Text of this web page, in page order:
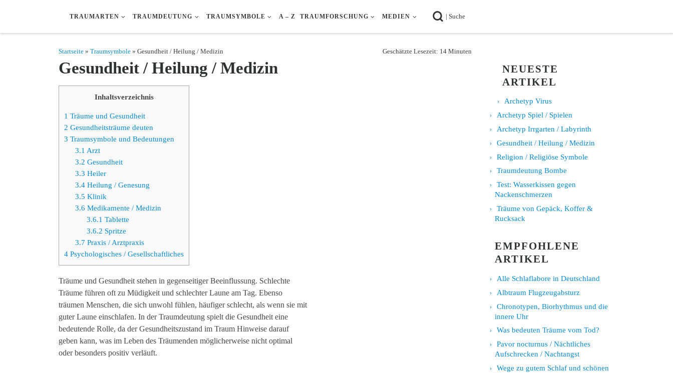
Zum Inhalt springenTRAUMARTEN TRAUMDEUTUNG TRAUMSYMBOLE A – Z TRAUMFORSCHUNG MEDIEN | SucheSearch
Startseite » Traumsymbole » Gesundheit / Heilung / Medizin Geschätzte Lesezeit: 14 Minuten
Gesundheit / Heilung / Medizin
Inhaltsverzeichnis
1 Träume und Gesundheit
2 Gesundheitsträume deuten
3 Traumsymbole und Bedeutungen
3.1 Arzt
3.2 Gesundheit
3.3 Heiler
3.4 Heilung / Genesung
3.5 Klinik
3.6 Medikamente / Medizin
3.6.1 Tablette
3.6.2 Spritze
3.7 Praxis / Arztpraxis
4 Psychologisches / Gesellschaftliches
Träume und Gesundheit stehen in gegenseitiger Beeinflussung. Schlechte
Träume führen oft zu Müdigkeit und schlechter Laune am Tag. Ebenso
träumen Menschen, die sich unwohl fühlen, häufiger schlecht, als wenn sie mit
guter Laune einschlafen. In der Traumdeutung spielt die Gesundheit eine
bedeutende Rolle, da der Gesundheitszustand im Traum Hinweise darauf
geben kann, was im Leben des Träumenden möglicherweise nicht optimal
oder besonders positiv verläuft.
NEUESTE
ARTIKEL
Archetyp Virus
Archetyp Spiel / Spielen
Archetyp Irrgarten / Labyrinth
Gesundheit / Heilung / Medizin
Religion / Religiöse Symbole
Traumdeutung Bombe
Test: Wasserkissen gegen
Nackenschmerzen
Träume von Gepäck, Koffer &
Rucksack
EMPFOHLENE
ARTIKEL
Alle Schlaflabore in Deutschland
Albtraum Flugzeugabsturz
Chronotypen, Biorhythmus und die
innere Uhr
Was bedeuten Träume vom Tod?
Pavor nocturnus / Nächtliches
Aufschrecken / Nachtangst
Wege zu gutem Schlaf und schönen